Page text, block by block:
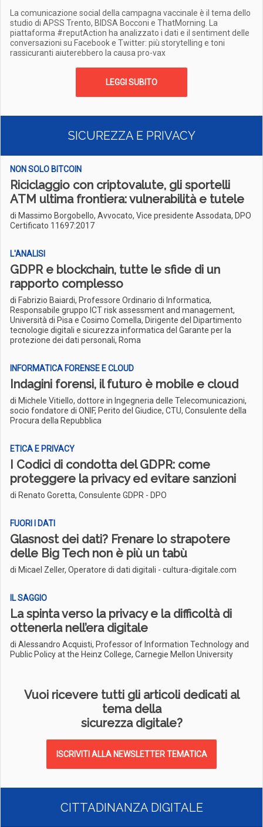
La comunicazione social della campagna vaccinale è il tema dello
studio di APSS Trento, BIDSA Bocconi e ThatMorning. La
piattaforma #reputAction ha analizzato i dati e il sentiment delle
conversazioni su Facebook e Twitter: più storytelling e toni
rassicuranti aiuterebbero la causa pro-vax
LEGGI SUBITO
SICUREZZA E PRIVACY
NON SOLO BITCOIN
Riciclaggio con criptovalute, gli sportelli
ATM ultima frontiera: vulnerabilità e tutele
di Massimo Borgobello, Avvocato, Vice presidente Assodata, DPO
Certificato 11697:2017
L'ANALISI
GDPR e blockchain, tutte le sfide di un
rapporto complesso
di Fabrizio Baiardi, Professore Ordinario di Informatica,
Responsabile gruppo ICT risk assessment and management,
Università di Pisa e Cosimo Comella, Dirigente del Dipartimento
tecnologie digitali e sicurezza informatica del Garante per la
protezione dei dati personali, Roma
INFORMATICA FORENSE E CLOUD
Indagini forensi, il futuro è mobile e cloud
di Michele Vitiello, dottore in Ingegneria delle Telecomunicazioni,
socio fondatore di ONIF, Perito del Giudice, CTU, Consulente della
Procura della Repubblica
ETICA E PRIVACY
I Codici di condotta del GDPR: come
proteggere la privacy ed evitare sanzioni
di Renato Goretta, Consulente GDPR - DPO
FUORI I DATI
Glasnost dei dati? Frenare lo strapotere
delle Big Tech non è più un tabù
di Micael Zeller, Operatore di dati digitali - cultura-digitale.com
IL SAGGIO
La spinta verso la privacy e la difficoltà di
ottenerla nell’era digitale
di Alessandro Acquisti, Professor of Information Technology and
Public Policy at the Heinz College, Carnegie Mellon University
Vuoi ricevere tutti gli articoli dedicati al
tema della
sicurezza digitale?
ISCRIVITI ALLA NEWSLETTER TEMATICA
CITTADINANZA DIGITALE